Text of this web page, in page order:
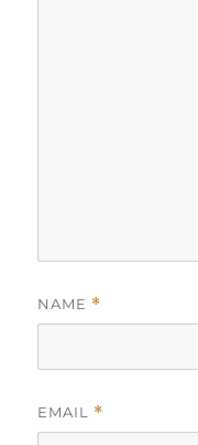
NAME *
EMAIL *